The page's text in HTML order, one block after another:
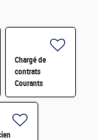
Chargé de
contrats
Courants
Faibles (CFA)